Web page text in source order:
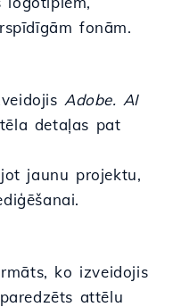
fonām.
Adobe. AI
detaļas pat
jaunu projektu,
ko izveidojis
attēlu